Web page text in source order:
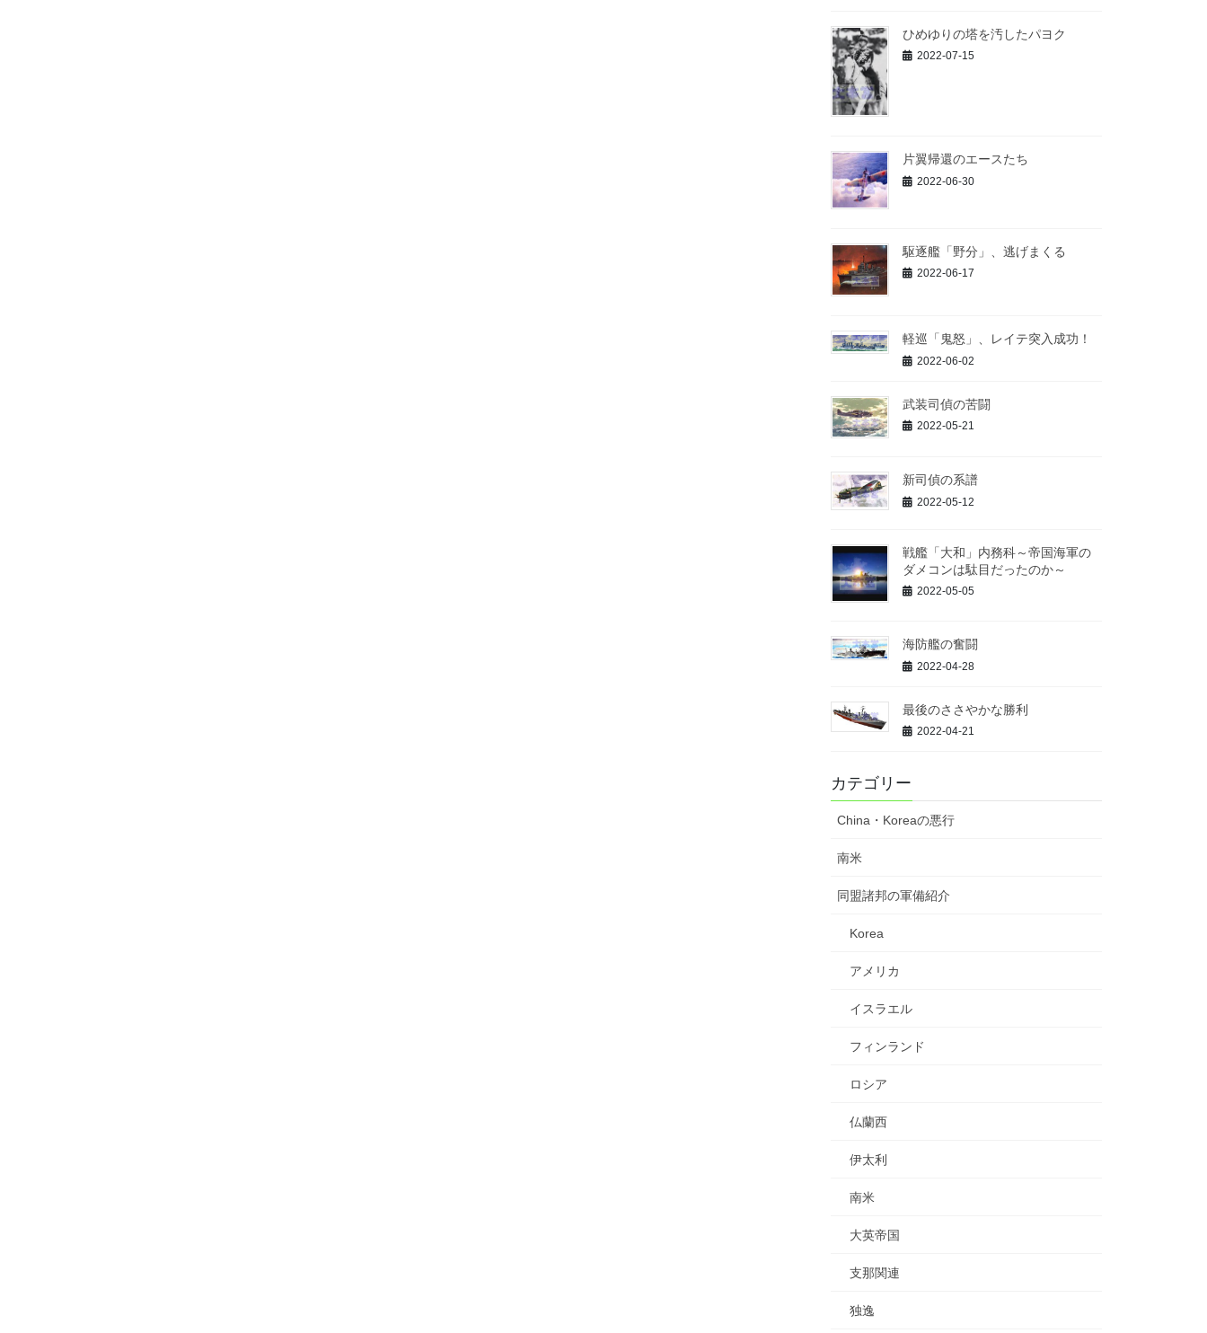
ひめゆりの塔を汚したパヨク
2022-07-15
片翼帰還のエースたち
2022-06-30
駆逐艦「野分」、逃げまくる
2022-06-17
軽巡「鬼怒」、レイテ突入成功！
2022-06-02
武装司偵の苦闘
2022-05-21
新司偵の系譜
2022-05-12
戦艦「大和」内務科～帝国海軍の
ダメコンは駄目だったのか～
2022-05-05
海防艦の奮闘
2022-04-28
最後のささやかな勝利
2022-04-21
カテゴリー
China・Koreaの悪行
南米
同盟諸邦の軍備紹介
Korea
アメリカ
イスラエル
フィンランド
ロシア
仏蘭西
伊太利
南米
大英帝国
支那関連
独逸